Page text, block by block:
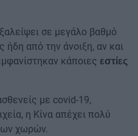
σε μεγάλο βαθμό
ήδη από την άνοιξη, αν και
κάποιες εστίες
με covid-19,
η Κίνα απέχει πολύ
χωρών.